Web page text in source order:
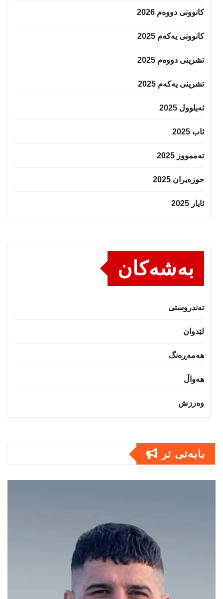
کانوونی دووەم 2026
کانوونی یەکەم 2025
تشرینی دووەم 2025
تشرینی یەکەم 2025
ئەیلوول 2025
ئاب 2025
تەممووز 2025
حوزه‌یران 2025
ئایار 2025
بەشەکان
تەندروستى
لێدوان
هەمەڕەنگ
هەواڵ
وەرزش
بابەتى تر